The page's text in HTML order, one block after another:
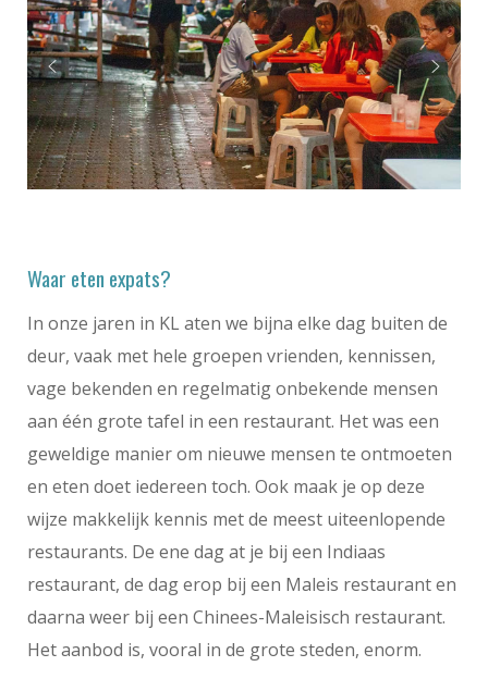
Waar eten expats?
In onze jaren in KL aten we bijna elke dag buiten de
deur, vaak met hele groepen vrienden, kennissen,
vage bekenden en regelmatig onbekende mensen
aan één grote tafel in een restaurant. Het was een
geweldige manier om nieuwe mensen te ontmoeten
en eten doet iedereen toch. Ook maak je op deze
wijze makkelijk kennis met de meest uiteenlopende
restaurants. De ene dag at je bij een Indiaas
restaurant, de dag erop bij een Maleis restaurant en
daarna weer bij een Chinees-Maleisisch restaurant.
Het aanbod is, vooral in de grote steden, enorm.